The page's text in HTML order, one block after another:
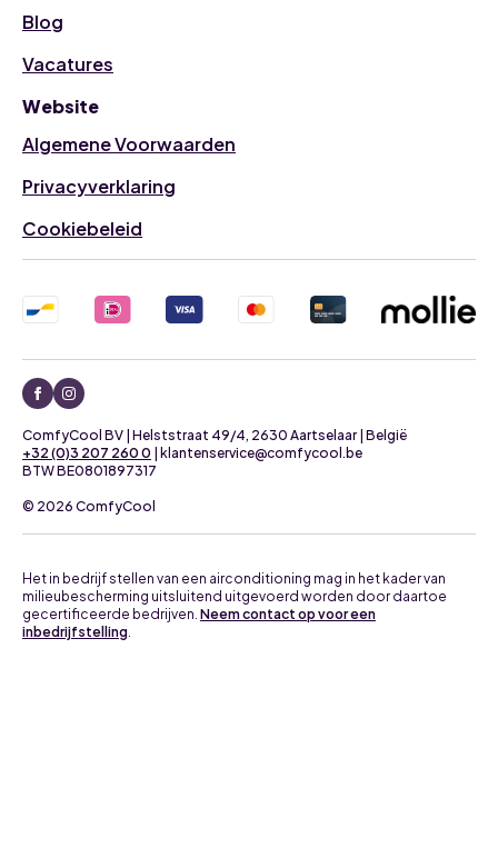
Blog
Vacatures
Website
Algemene Voorwaarden
Privacyverklaring
Cookiebeleid
© 2026 ComfyCool
+32 (0)3 207 260 0 | klantenservice@comfycool.be
BTW BE0801897317
ComfyCool BV | Helststraat 49/4, 2630 Aartselaar | België
Het in bedrijf stellen van een airconditioning mag in het kader van
milieubescherming uitsluitend uitgevoerd worden door daartoe
gecertificeerde bedrijven. Neem contact op voor een
inbedrijfstelling.